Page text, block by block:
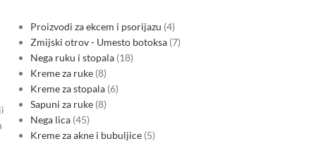
Proizvodi za ekcem i psorijazu 4
Zmijski otrov - Umesto botoksa 7
Nega ruku i stopala 18
Kreme za ruke 8
Kreme za stopala 6
Sapuni za ruke 8
Nega lica 45
Kreme za akne i bubuljice 5